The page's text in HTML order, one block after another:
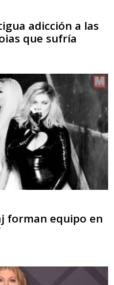
adicción a las
que sufría
forman equipo en